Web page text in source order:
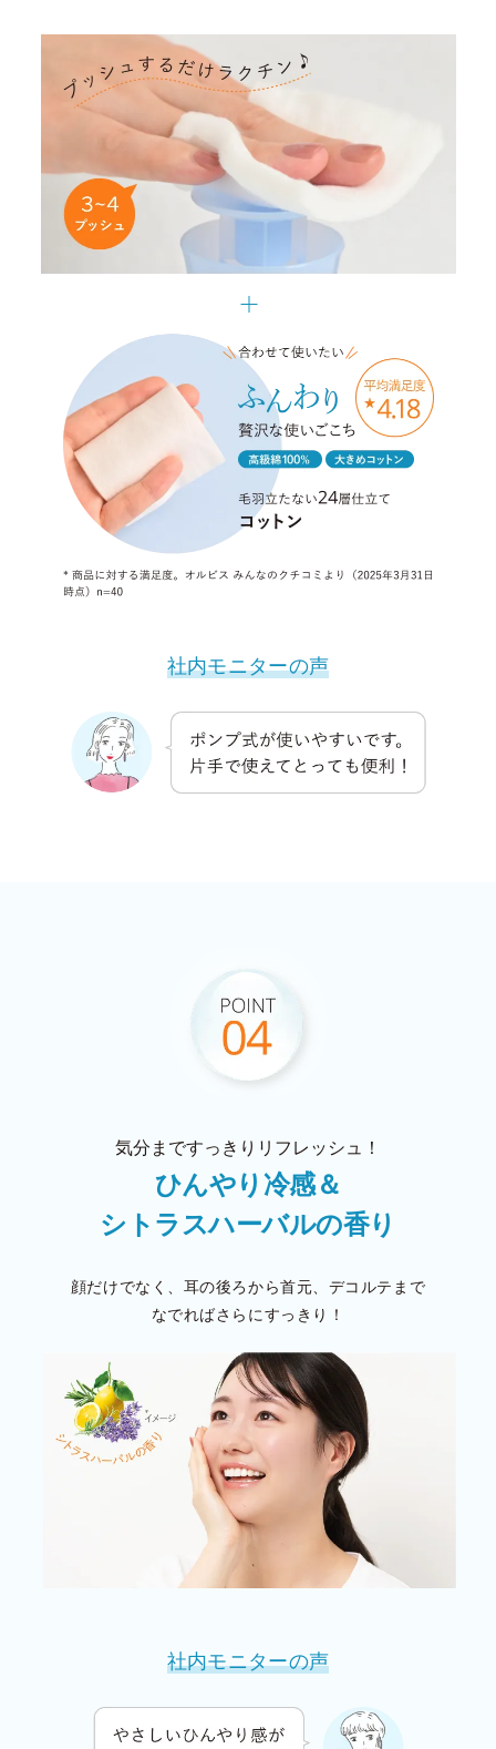
社内モニターの声
気分まですっきりリフレッシュ！
ひんやり冷感＆
シトラスハーバルの香り
顔だけでなく、耳の後ろから首元、デコルテまで
なでればさらにすっきり！
社内モニターの声